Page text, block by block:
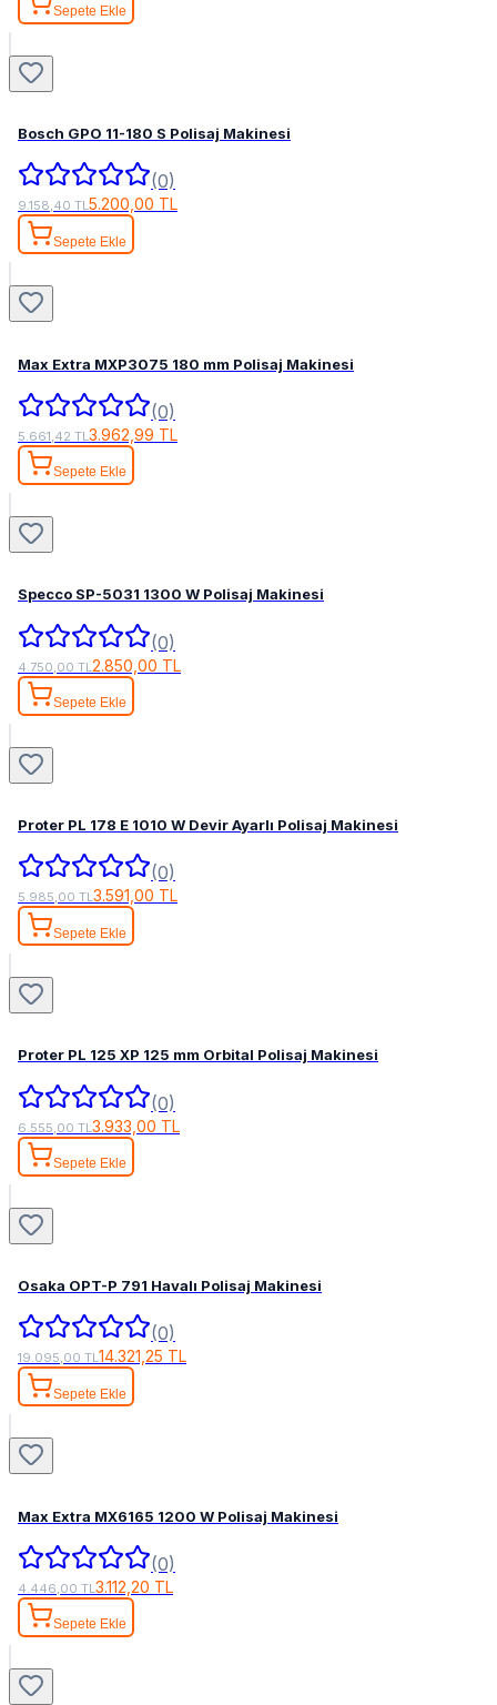
Sepete Ekle
Bosch GPO 11-180 S Polisaj Makinesi
(0)
9.158,40 TL5.200,00 TL
Sepete Ekle
Max Extra MXP3075 180 mm Polisaj Makinesi
(0)
5.661,42 TL3.962,99 TL
Sepete Ekle
Specco SP-5031 1300 W Polisaj Makinesi
(0)
4.750,00 TL 2.850,00 TL
Sepete Ekle
Proter PL 178 E 1010 W Devir Ayarlı Polisaj Makinesi
(0)
5.985,00 TL3.591,00 TL
Sepete Ekle
Proter PL 125 XP 125 mm Orbital Polisaj Makinesi
(0)
6.555,00 TL 3.933,00 TL
Sepete Ekle
Osaka OPT-P 791 Havalı Polisaj Makinesi
(0)
19.095,00 TL14.321,25 TL
Sepete Ekle
Max Extra MX6165 1200 W Polisaj Makinesi
(0)
4.446,00 TL 3.112,20 TL
Sepete Ekle